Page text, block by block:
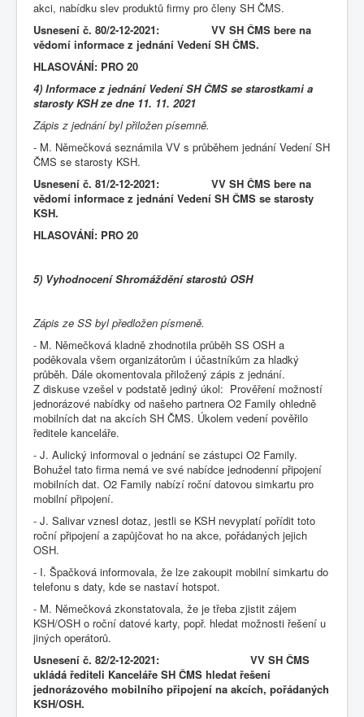
akci, nabídku slev produktů firmy pro členy SH ČMS.
Usnesení č. 80/2-12-2021: VV SH ČMS bere na
vědomí informace z jednání Vedení SH ČMS.
HLASOVÁNÍ: PRO 20
4) Informace z jednání Vedení SH ČMS se starostkami a
starosty KSH ze dne 11. 11. 2021
Zápis z jednání byl přiložen písemně.
- M. Němečková seznámila VV s průběhem jednání Vedení SH
ČMS se starosty KSH.
Usnesení č. 81/2-12-2021: VV SH ČMS bere na
vědomí informace z jednání Vedení SH ČMS se starosty
KSH.
HLASOVÁNÍ: PRO 20
5) Vyhodnocení Shromáždění starostů OSH
Zápis ze SS byl předložen písmeně.
- M. Němečková kladně zhodnotila průběh SS OSH a
poděkovala všem organizátorům i účastníkům za hladký
průběh. Dále okomentovala přiložený zápis z jednání.
Z diskuse vzešel v podstatě jediný úkol: Prověření možností
jednorázové nabídky od našeho partnera O2 Family ohledně
mobilních dat na akcích SH ČMS. Úkolem vedení pověřilo
ředitele kanceláře.
- J. Aulický informoval o jednání se zástupci O2 Family.
Bohužel tato firma nemá ve své nabídce jednodenní připojení
mobilních dat. O2 Family nabízí roční datovou simkartu pro
mobilní připojení.
- J. Salivar vznesl dotaz, jestli se KSH nevyplatí pořídit toto
roční připojení a zapůjčovat ho na akce, pořádaných jejich
OSH.
- I. Špačková informovala, že lze zakoupit mobilní simkartu do
telefonu s daty, kde se nastaví hotspot.
- M. Němečková zkonstatovala, že je třeba zjistit zájem
KSH/OSH o roční datové karty, popř. hledat možnosti řešení u
jiných operátorů.
Usnesení č. 82/2-12-2021: VV SH ČMS
ukládá řediteli Kanceláře SH ČMS hledat řešení
jednorázového mobilního připojení na akcích, pořádaných
KSH/OSH.